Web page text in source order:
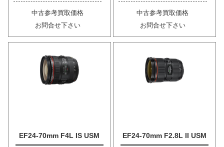
中古参考買取価格
お問合せ下さい
中古参考買取価格
お問合せ下さい
EF24-70mm F4L IS USM EF24-70mm F2.8L II USM